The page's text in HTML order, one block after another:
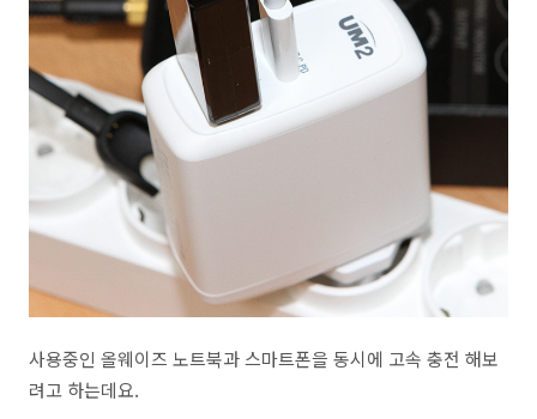
사용중인 올웨이즈 노트북과 스마트폰을 동시에 고속 충전 해보
려고 하는데요.